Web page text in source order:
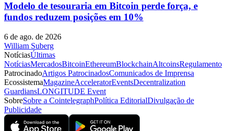
Modelo de tesouraria em Bitcoin perde força, e
fundos reduzem posições em 10%
6 de ago. de 2026
William Suberg
NotíciasÚltimas
NotíciasMercadosBitcoinEthereumBlockchainAltcoinsRegulamento
PatrocinadoArtigos PatrocinadosComunicados de Imprensa
EcossistemaMagazineAcceleratorEventsDecentralization
GuardiansLONGITUDE Event
SobreSobre a CointelegraphPolítica EditorialDivulgação de
Publicidade